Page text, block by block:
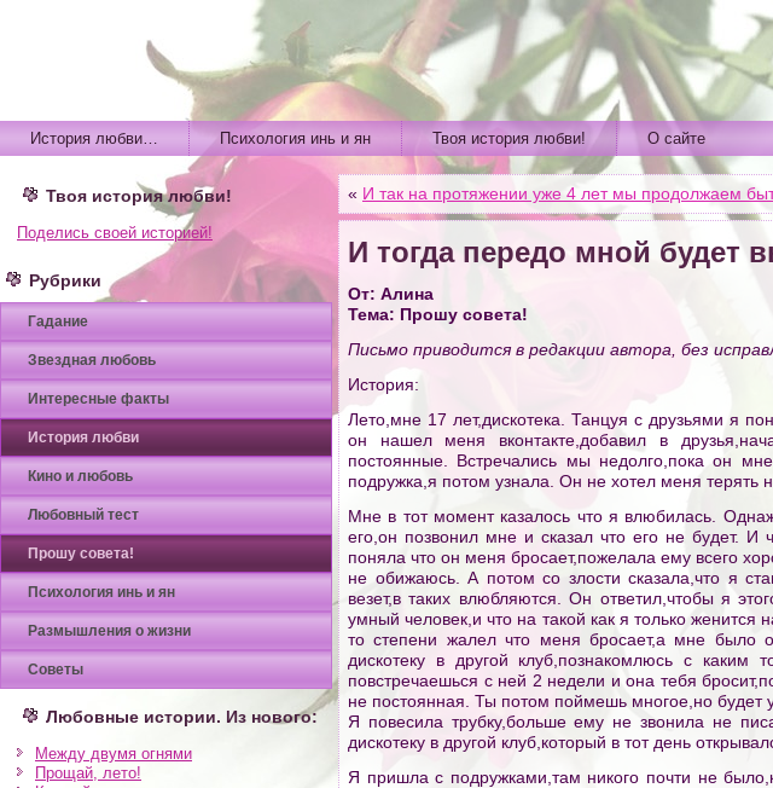
История любви… Психология инь и ян Твоя история любви! О сайте
Твоя история любви!
Поделись своей историей!
Рубрики
Гадание
Звездная любовь
Интересные факты
История любви
Кино и любовь
Любовный тест
Прошу совета!
Психология инь и ян
Размышления о жизни
Советы
Любовные истории. Из нового:
Между двумя огнями
Прощай, лето!
« И так на протяжении уже 4 лет мы продолжаем
И тогда передо мной
От: Алина
Тема: Прошу совета!
Письмо приводится в редакции автора, без
История:
Лето,мне 17 лет,дискотека. Танцуя с друзьями я
он нашел меня вконтакте,добавил в
постоянные. Встречались мы недолго,пока он
подружка,я потом узнала. Он не хотел меня терять
Мне в тот момент казалось что я влюбилась.
его,он позвонил мне и сказал что его не будет. И
поняла что он меня бросает,пожелала ему всего
не обижаюсь. А потом со злости сказала,что я
везет,в таких влюбляются. Он ответил,чтобы я
умный человек,и что на такой как я только
то степени жалел что меня бросает,а мне
дискотеку в другой клуб,познакомлюсь с
повстречаешься с ней 2 недели и она тебя
не постоянная. Ты потом поймешь многое,но будет
Я повесила трубку,больше ему не звонила не
дискотеку в другой клуб,который в тот день
Я пришла с подружками,там никого почти не